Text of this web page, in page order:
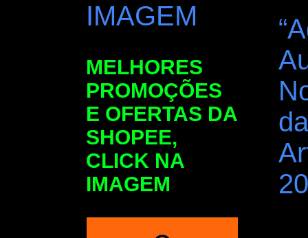
IMAGEM
MELHORES
PROMOÇÕES
E OFERTAS DA
SHOPEE,
CLICK NA
IMAGEM